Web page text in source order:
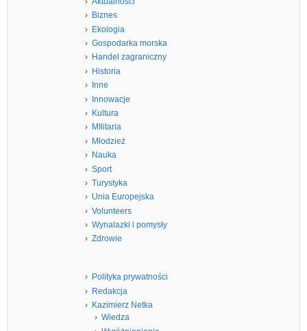
Biznes
Ekologia
Gospodarka morska
Handel zagraniczny
Historia
Inne
Innowacje
Kultura
MIlitaria
Młodzież
Nauka
Sport
Turystyka
Unia Europejska
Volunteers
Wynalazki i pomysły
Zdrowie
Polityka prywatności
Redakcja
Kazimierz Netka
Wiedza